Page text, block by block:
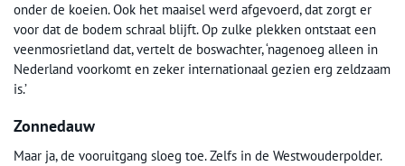
onder de koeien. Ook het maaisel werd afgevoerd, dat zorgt er
voor dat de bodem schraal blijft. Op zulke plekken ontstaat een
veenmosrietland dat, vertelt de boswachter, ‘nagenoeg alleen in
Nederland voorkomt en zeker internationaal gezien erg zeldzaam
is.’
Zonnedauw
Maar ja, de vooruitgang sloeg toe. Zelfs in de Westwouderpolder.